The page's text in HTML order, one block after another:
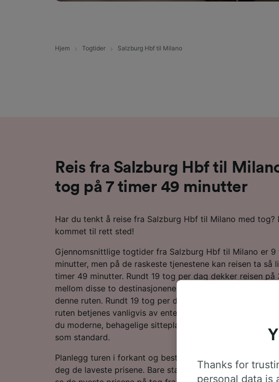
Hjem Togtider Salzburg Hbf til Milano
Reis fra Salzburg Hbf til
tog på 7 timer 49 minutter
Har du tenkt å reise fra Salzburg Hbf til Milano med tog?
kommet til rett sted!
Gjennomsnittlige togtider fra Salzburg Hbf til Milano er 9
minutter, men på de raskeste tjenestene kan reisen ta så
timer 49 minutter. Rundt 19 tog per dag dekker reisen på
mellom disse to destinasjonene. Du må foreta 1 bytte
denne ruten. Rundt 19 tog per dag går til Milano. Tog
ruten betjenes vanligvis av enten DB eller Trenitalia. Om
du moderne, behagelige sitteplasser og masser av plass
som standard.
Planlegg turen i forkant og bestill billetter på forhånd hvis
deg de laveste prisene. Bare start et søk iThanks for
personal data is